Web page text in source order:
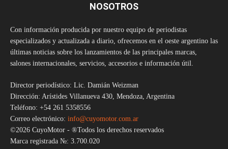
NOSOTROS
Con información producida por nuestro equipo de periodistas
especializados y actualizada a diario, ofrecemos en el oeste argentino las
últimas noticias sobre los lanzamientos de las principales marcas,
salones internacionales, servicios, accesorios e información útil.
Director periodístico: Lic. Damián Weizman
Dirección: Arístides Villanueva 430, Mendoza, Argentina
Teléfono: +54 261 5358556
Correo electrónico: info@cuyomotor.com.ar
©2026 CuyoMotor - ®Todos los derechos reservados
Marca registrada №: 3.700.020